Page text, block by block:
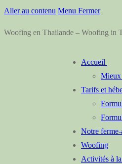
Aller au contenu Menu Fermer
Woofing en Thailande – Woofing in
Accueil
Mieux
Tarifs et
Notre ferme-
Woofing
Activités à